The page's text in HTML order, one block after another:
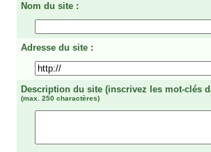
Nom du site :
Adresse du site :
Description du site (inscrivez les mot-clés
(max. 250 charactères)